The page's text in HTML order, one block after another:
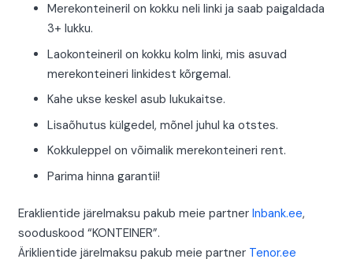
Merekonteineril on kokku neli linki ja saab paigaldada
3+ lukku.
Laokonteineril on kokku kolm linki, mis asuvad
merekonteineri linkidest kõrgemal.
Kahe ukse keskel asub lukukaitse.
Lisaõhutus külgedel, mõnel juhul ka otstes.
Kokkuleppel on võimalik merekonteineri rent.
Parima hinna garantii!
Eraklientide järelmaksu pakub meie partner Inbank.ee,
sooduskood “KONTEINER”.
Äriklientide järelmaksu pakub meie partner Tenor.ee